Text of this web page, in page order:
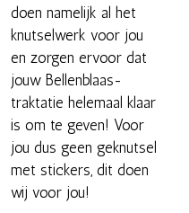
doen namelijk al het
knutselwerk voor jou
en zorgen ervoor dat
jouw Bellenblaas-
traktatie helemaal klaar
is om te geven! Voor
jou dus geen geknutsel
met stickers, dit doen
wij voor jou!